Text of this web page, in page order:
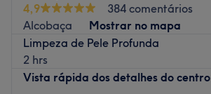
4,9
384 comentários
Alcobaça
Mostrar no mapa
Limpeza de Pele Profunda
2 hrs
Vista rápida dos detalhes do centro